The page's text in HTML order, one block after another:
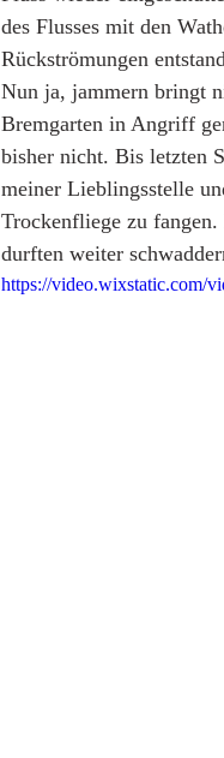
des Flusses mit den
Rückströmungen
Nun ja, jammern bringt
Bremgarten in Angriff
bisher nicht. Bis letzten
meiner Lieblingsstelle
Trockenfliege zu
durften weiter
https://video.wixstatic.com/